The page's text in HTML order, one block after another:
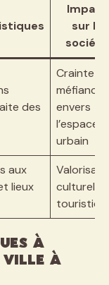
Impact
sur la
société
des
Crainte et
méfiance
envers
l’espace
urbain
aux
lieux
culturelle
à
ville à